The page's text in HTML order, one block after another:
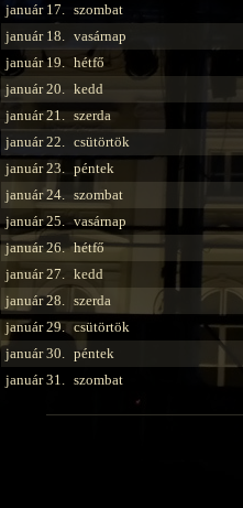
január 17. szombat
január 18. vasárnap
január 19. hétfő
január 20. kedd
január 21. szerda
január 22. csütörtök
január 23. péntek
január 24. szombat
január 25. vasárnap
január 26. hétfő
január 27. kedd
január 28. szerda
január 29. csütörtök
január 30. péntek
január 31. szombat